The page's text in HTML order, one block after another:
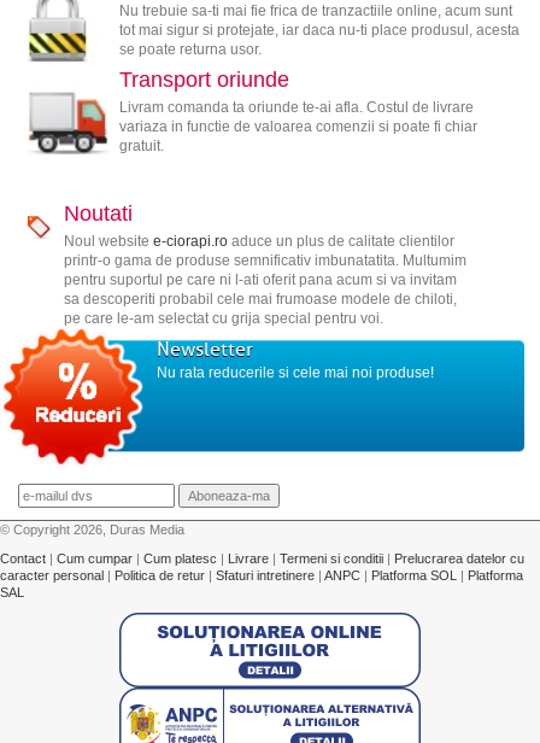
Nu trebuie sa-ti mai fie frica de tranzactiile online, acum sunt
tot mai sigur si protejate, iar daca nu-ti place produsul, acesta
se poate returna usor.
Transport oriunde
Livram comanda ta oriunde te-ai afla. Costul de livrare
variaza in functie de valoarea comenzii si poate fi chiar
gratuit.
Noutati
Noul website e-ciorapi.roaduce un plus de calitate clientilor
printr-o gama de produse semnificativ imbunatatita. Multumim
pentru suportul pe care ni l-ati oferit pana acum si va invitam
sa descoperiti probabil cele mai frumoase modele de chiloti,
pe care le-am selectat cu grija special pentru voi.
Newsletter
Nu rata reducerile si cele mai noi produse!
© Copyright 2026, Duras Media
Contact | Cum cumpar | Cum platesc | Livrare | Termeni si conditii | Prelucrarea datelor cu
caracter personal | Politica de retur | Sfaturi intretinere | ANPC | Platforma SOL | Platforma
SAL